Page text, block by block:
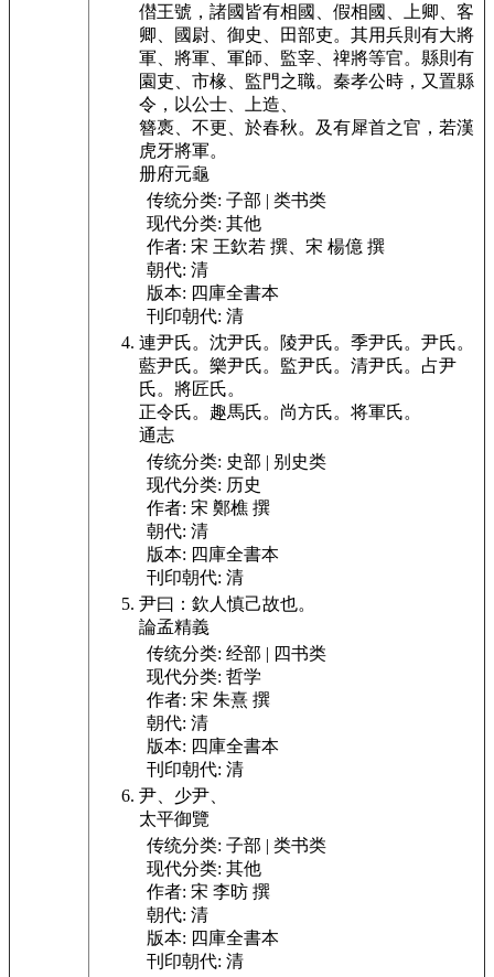
僣王號，諸國皆有相國、假相國、上卿、客
卿、國尉、御史、田部吏。 其用兵則有大將
軍、將軍、軍師、監宰、禆將等官。縣則有
園吏、市椽、監門之職。秦孝公時，又置縣
令，以公士、上造、
簪褭、不更、 於春秋。 及有犀首之官， 若漢
虎牙將軍。
册府元龜
传统分类: 子部 | 类书类
现代分类: 其他
作者: 宋 王欽若 撰、宋 楊億 撰
朝代: 清
版本: 四庫全書本
刊印朝代: 清
連尹氏。 沈尹氏。 陵尹氏。 季尹氏。 尹氏。
藍尹氏。 樂尹氏。 監尹氏。 清尹氏。 占尹
氏。 將匠氏。
正令氏。 趣馬氏。 尚方氏。 将軍氏。
通志
传统分类: 史部 | 别史类
现代分类: 历史
作者: 宋 鄭樵 撰
朝代: 清
版本: 四庫全書本
刊印朝代: 清
尹曰：欽人慎己故也。
論孟精義
传统分类: 经部 | 四书类
现代分类: 哲学
作者: 宋 朱熹 撰
朝代: 清
版本: 四庫全書本
刊印朝代: 清
尹、 少尹、
太平御覽
传统分类: 子部 | 类书类
现代分类: 其他
作者: 宋 李昉 撰
朝代: 清
版本: 四庫全書本
刊印朝代: 清